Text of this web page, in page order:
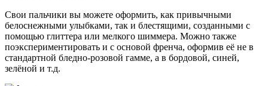
Свои пальчики вы можете оформить, как привычными
белоснежными улыбками, так и блестящими, созданными с
помощью глиттера или мелкого шиммера. Можно также
поэкспериментировать и с основой френча, оформив её не в
стандартной бледно-розовой гамме, а в бордовой, синей,
зелёной и т.д.